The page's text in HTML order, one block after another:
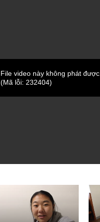
File video này không phát được.
(Mã lỗi: 232404)